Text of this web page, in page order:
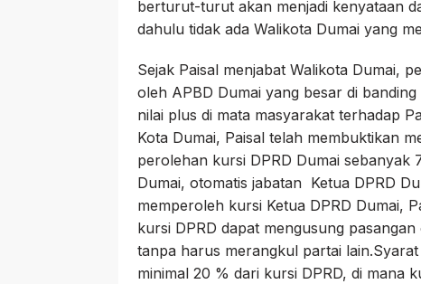
berturut-turut akan menjadi kenyataan
dahulu tidak ada Walikota Dumai yang
Sejak Paisal menjabat Walikota Dumai,
oleh APBD Dumai yang besar di
nilai plus di mata masyarakat terhadap
Kota Dumai, Paisal telah membuktikan
perolehan kursi DPRD Dumai
Dumai, otomatis jabatan Ketua DPRD
memperoleh kursi Ketua DPRD Dumai,
kursi DPRD dapat mengusung
tanpa harus merangkul partai
minimal 20 % dari kursi DPRD, di mana